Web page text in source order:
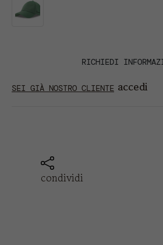
RICHIEDI
SEI GIÀ NOSTRO CLIENTE accedi
condividi